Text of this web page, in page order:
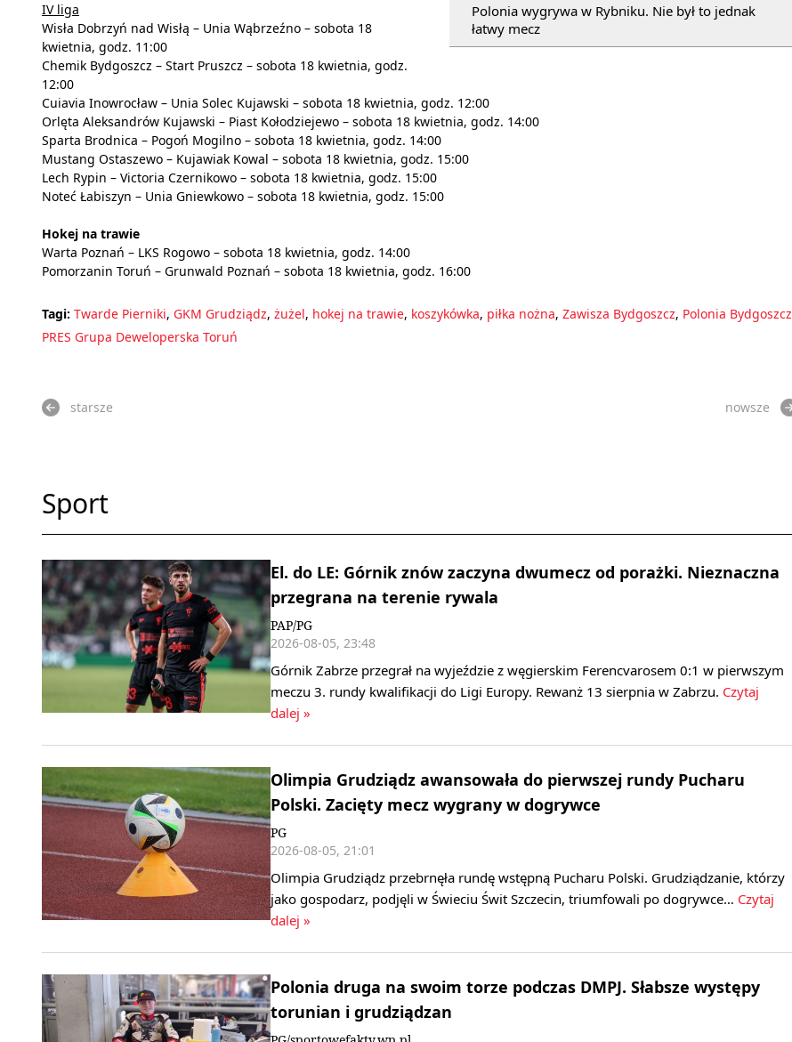
Polonia wygrywa w Rybniku. Nie był to jednak
łatwy mecz
IV liga
Wisła Dobrzyń nad Wisłą – Unia Wąbrzeźno – sobota 18
kwietnia, godz. 11:00
Chemik Bydgoszcz – Start Pruszcz – sobota 18 kwietnia, godz.
12:00
Cuiavia Inowrocław – Unia Solec Kujawski – sobota 18 kwietnia, godz. 12:00
Orlęta Aleksandrów Kujawski – Piast Kołodziejewo – sobota 18 kwietnia, godz. 14:00
Sparta Brodnica – Pogoń Mogilno – sobota 18 kwietnia, godz. 14:00
Mustang Ostaszewo – Kujawiak Kowal – sobota 18 kwietnia, godz. 15:00
Lech Rypin – Victoria Czernikowo – sobota 18 kwietnia, godz. 15:00
Noteć Łabiszyn – Unia Gniewkowo – sobota 18 kwietnia, godz. 15:00
Hokej na trawie
Warta Poznań – LKS Rogowo – sobota 18 kwietnia, godz. 14:00
Pomorzanin Toruń – Grunwald Poznań – sobota 18 kwietnia, godz. 16:00
Tagi: Twarde Pierniki, GKM Grudziądz, żużel, hokej na trawie, koszykówka, piłka nożna, Zawisza Bydgoszcz, Polonia Bydgoszcz
PRES Grupa Deweloperska Toruń
starsze nowsze
Sport
El. do LE: Górnik znów zaczyna dwumecz od porażki. Nieznaczna
przegrana na terenie rywala
PAP/PG
2026-08-05, 23:48
Górnik Zabrze przegrał na wyjeździe z węgierskim Ferencvarosem 0:1 w pierwszym
meczu 3. rundy kwalifikacji do Ligi Europy. Rewanż 13 sierpnia w Zabrzu. Czytaj
dalej »
Olimpia Grudziądz awansowała do pierwszej rundy Pucharu
Polski. Zacięty mecz wygrany w dogrywce
PG
2026-08-05, 21:01
Olimpia Grudziądz przebrnęła rundę wstępną Pucharu Polski. Grudziądzanie, którzy
jako gospodarz, podjęli w Świeciu Świt Szczecin, triumfowali po dogrywce… Czytaj
dalej »
Polonia druga na swoim torze podczas DMPJ. Słabsze występy
torunian i grudziądzan